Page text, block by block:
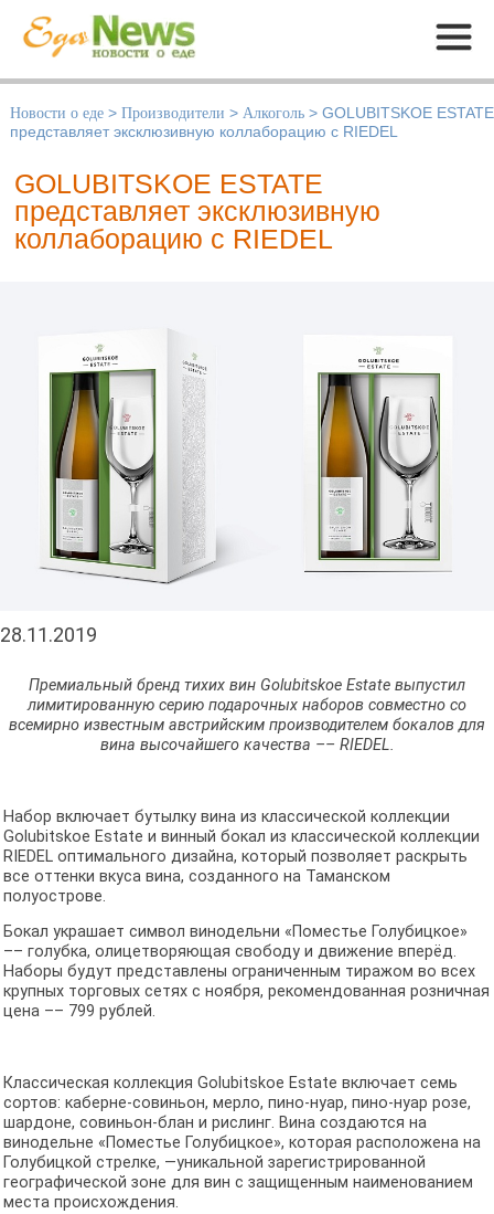
Меню
Новости о еде > Производители > Алкоголь > GOLUBITSKOE ESTATE
представляет эксклюзивную коллаборацию с RIEDEL
GOLUBITSKOE ESTATE
представляет эксклюзивную
коллаборацию с RIEDEL
28.11.2019
Премиальный бренд тихих вин Golubitskoe Estate выпустил
лимитированную серию подарочных наборов совместно со
всемирно известным австрийским производителем бокалов для
вина высочайшего качества –– RIEDEL.
Набор включает бутылку вина из классической коллекции
Golubitskoe Estate и винный бокал из классической коллекции
RIEDEL оптимального дизайна, который позволяет раскрыть
все оттенки вкуса вина, созданного на Таманском
полуострове.
Бокал украшает символ винодельни «Поместье Голубицкое»
–– голубка, олицетворяющая свободу и движение вперёд.
Наборы будут представлены ограниченным тиражом во всех
крупных торговых сетях с ноября, рекомендованная розничная
цена –– 799 рублей.
Классическая коллекция Golubitskoe Estate включает семь
сортов: каберне-совиньон, мерло, пино-нуар, пино-нуар розе,
шардоне, совиньон-блан и рислинг. Вина создаются на
винодельне «Поместье Голубицкое», которая расположена на
Голубицкой стрелке, —уникальной зарегистрированной
географической зоне для вин с защищенным наименованием
места происхождения.